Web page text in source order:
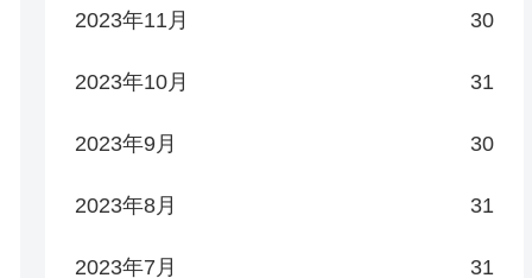
2023年11月 30
2023年10月 31
2023年9月 30
2023年8月 31
2023年7月 31